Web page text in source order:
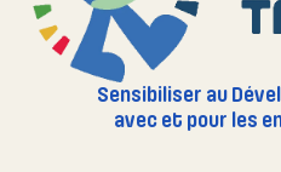
Sensibiliser au
avec et pour les